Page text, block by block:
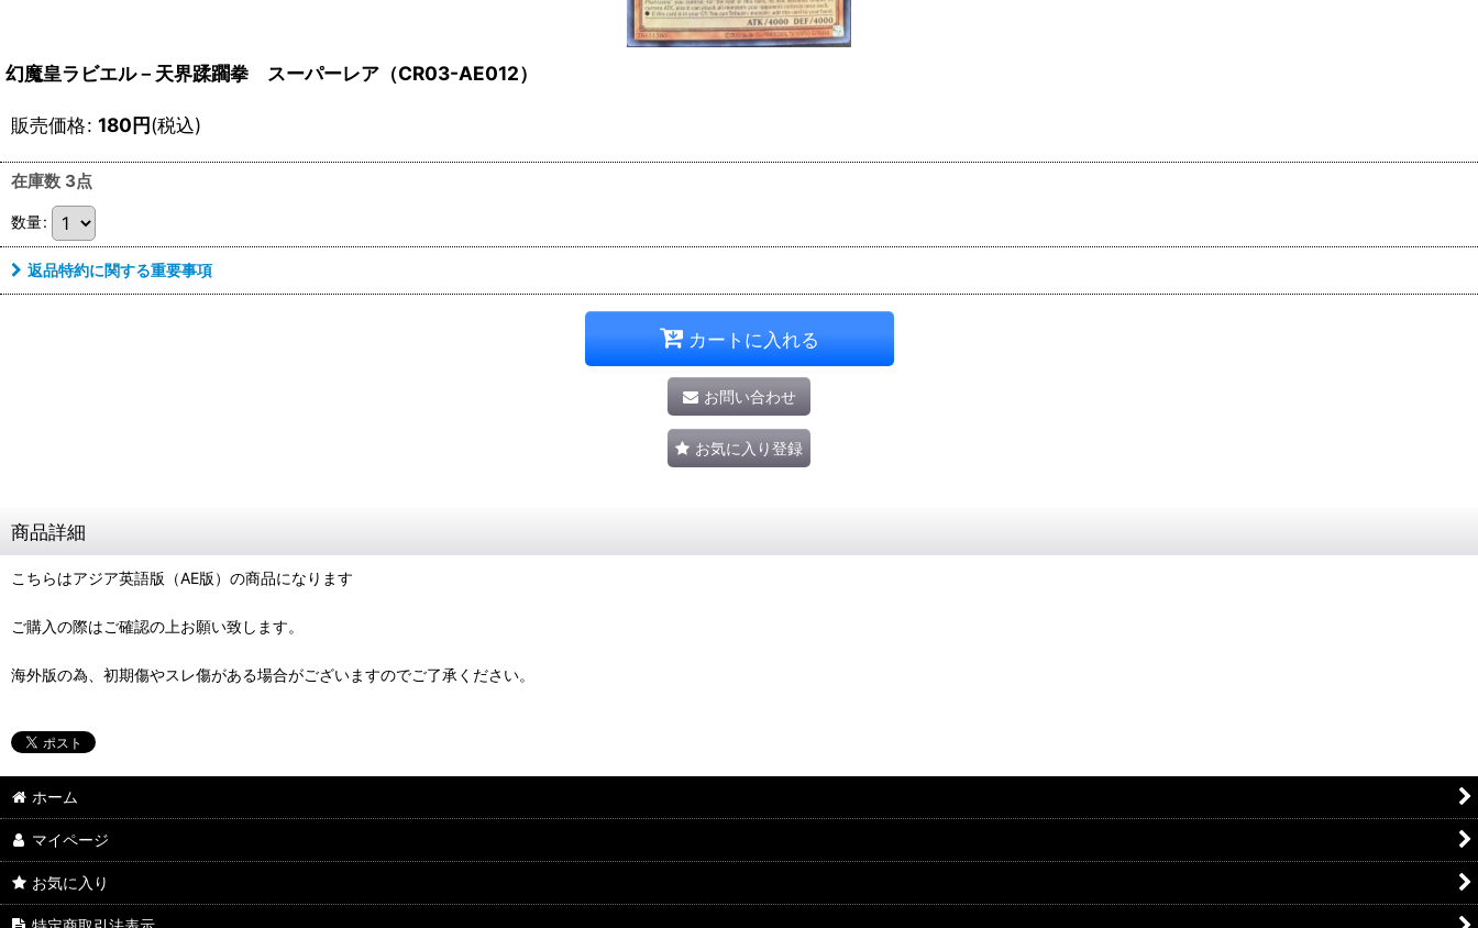
幻魔皇ラビエル－天界蹂躙拳 スーパーレア（CR03-AE012）
販売価格: 180円(税込)
在庫数 3点
数量:
返品特約に関する重要事項
カートに入れる
お問い合わせ
お気に入り登録
商品詳細
こちらはアジア英語版（AE版）の商品になります
ご購入の際はご確認の上お願い致します。
海外版の為、初期傷やスレ傷がある場合がございますのでご了承ください。
ホーム
マイページ
お気に入り